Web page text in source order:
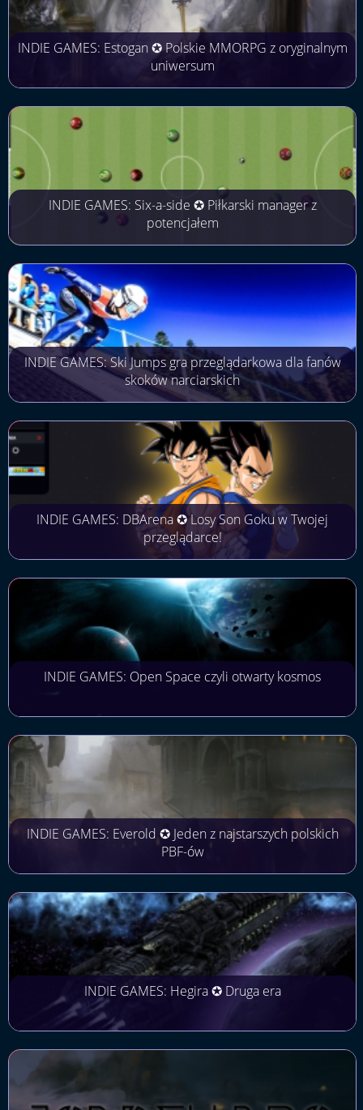
INDIE GAMES: Estogan ✪ Polskie MMORPG z oryginalnym
uniwersum
INDIE GAMES: Six-a-side ✪ Piłkarski manager z
potencjałem
INDIE GAMES: Ski Jumps gra przeglądarkowa dla fanów
skoków narciarskich
INDIE GAMES: DBArena ✪ Losy Son Goku w Twojej
przeglądarce!
INDIE GAMES: Open Space czyli otwarty kosmos
INDIE GAMES: Everold ✪ Jeden z najstarszych polskich
PBF-ów
INDIE GAMES: Hegira ✪ Druga era